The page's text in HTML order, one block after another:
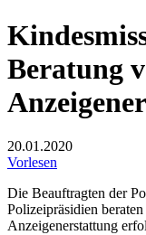
Beratung
20.01.2020
Vorlesen
Die Beauftragten der
Polizeipräsidien
Anzeigenerstattung